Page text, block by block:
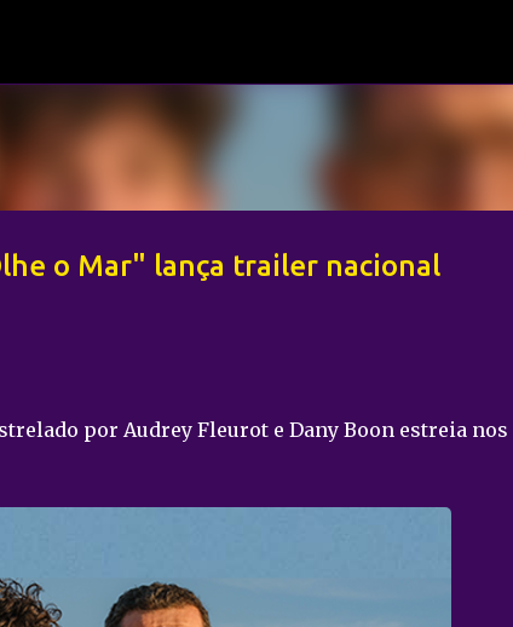
o Mar" lança trailer nacional
por Audrey Fleurot e Dany Boon estreia nos